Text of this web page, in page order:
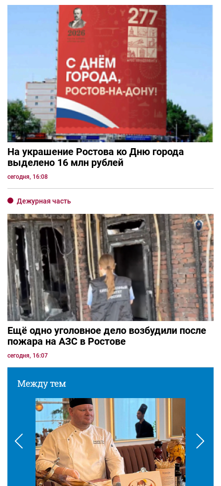
На украшение Ростова ко Дню города
выделено 16 млн рублей
сегодня, 16:08
Дежурная часть
Ещё одно уголовное дело возбудили после
пожара на АЗС в Ростове
сегодня, 16:07
Между тем